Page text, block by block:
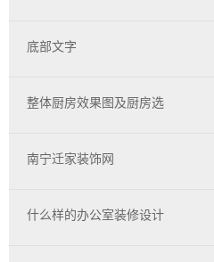
底部文字
整体厨房效果图及厨房选
南宁迁家装饰网
什么样的办公室装修设计